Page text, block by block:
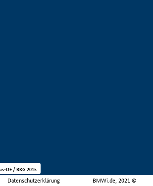
Datenschutzerklärung BMWi.de, 2021 ©
DE / BKG 2015